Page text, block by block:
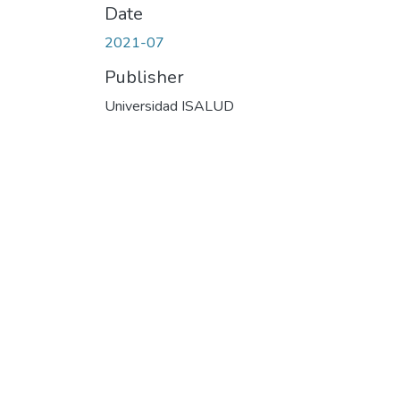
Date
2021-07
Publisher
Universidad ISALUD